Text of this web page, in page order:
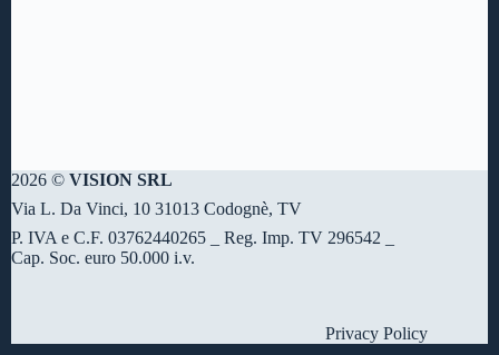
2026 © VISION SRL
Via L. Da Vinci, 10 31013 Codognè, TV
P. IVA e C.F. 03762440265 _ Reg. Imp. TV 296542 _
Cap. Soc. euro 50.000 i.v.
Privacy Policy